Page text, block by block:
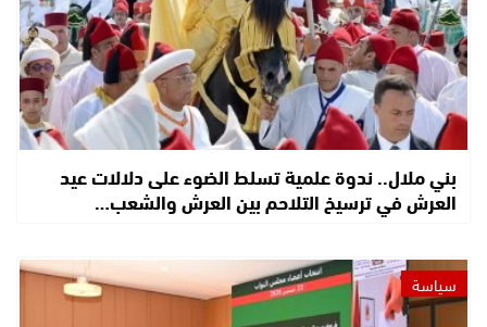
بني ملال.. ندوة علمية تسلط الضوء على دلالات عيد
العرش في ترسيخ التلاحم بين العرش والشعب…
سياسة